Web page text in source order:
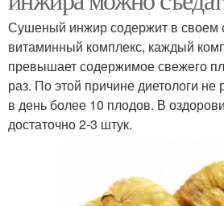
Сушеный инжир содержит в своем
витаминный комплекс, каждый
превышает содержимое свежего
раз. По этой причине диетологи
в день более 10 плодов. В
достаточно 2-3 штук.